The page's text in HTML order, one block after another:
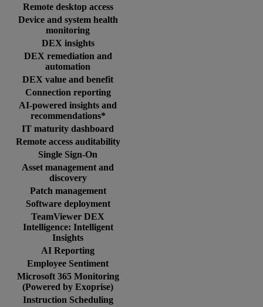
Remote desktop access
Device and system health
monitoring
DEX insights
DEX remediation and
automation
DEX value and benefit
Connection reporting
AI-powered insights and
recommendations*
IT maturity dashboard
Remote access auditability
Single Sign-On
Asset management and
discovery
Patch management
Software deployment
TeamViewer DEX
Intelligence: Intelligent
Insights
AI Reporting
Employee Sentiment
Microsoft 365 Monitoring
(Powered by Exoprise)
Instruction Scheduling